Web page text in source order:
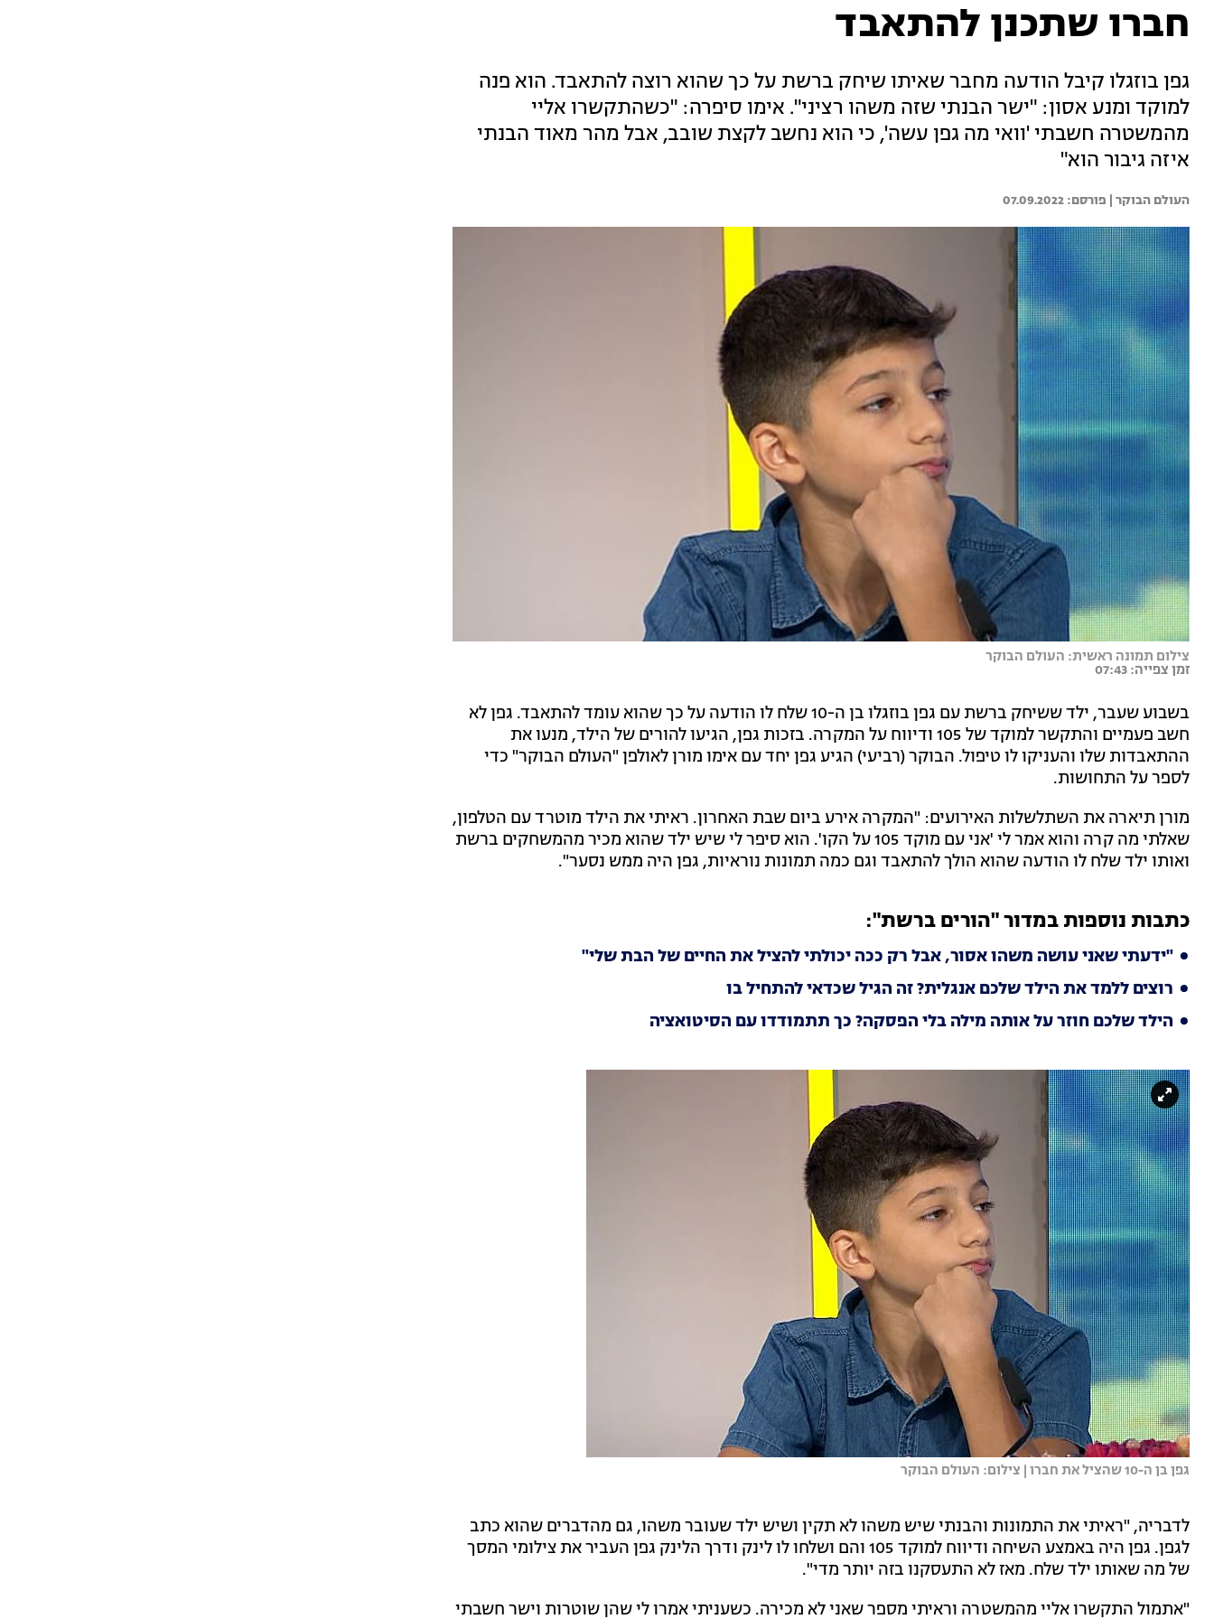
חברו שתכנן להתאבד
גפן בוזגלו קיבל הודעה מחבר שאיתו שיחק ברשת על כך שהוא רוצה להתאבד. הוא פנה
למוקד ומנע אסון: "ישר הבנתי שזה משהו רציני". אימו סיפרה: "כשהתקשרו אליי
מהמשטרה חשבתי 'וואי מה גפן עשה', כי הוא נחשב לקצת שובב, אבל מהר מאוד הבנתי
איזה גיבור הוא"
העולם הבוקר | 07.09.2022
צילום תמונה ראשית: העולם הבוקר
זמן צפייה: 07:43
בשבוע שעבר, ילד ששיחק ברשת עם גפן בוזגלו בן ה-10 שלח לו הודעה על כך שהוא עומד להתאבד. גפן לא
חשב פעמיים והתקשר למוקד של 105 ודיווח על המקרה. בזכות גפן, הגיעו להורים של הילד, מנעו את
ההתאבדות שלו והעניקו לו טיפול. הבוקר (רביעי) הגיע גפן יחד עם אימו מורן לאולפן "העולם הבוקר" כדי
לספר על התחושות.
מורן תיארה את השתלשלות האירועים: "המקרה אירע ביום שבת האחרון. ראיתי את הילד מוטרד עם הטלפון,
שאלתי מה קרה והוא אמר לי 'אני עם מוקד 105 על הקו'. הוא סיפר לי שיש ילד שהוא מכיר מהמשחקים ברשת
ואותו ילד שלח לו הודעה שהוא הולך להתאבד וגם כמה תמונות נוראיות, גפן היה ממש נסער".
כתבות נוספות במדור "הורים ברשת":
"ידעתי שאני עושה משהו אסור, אבל רק ככה יכולתי להציל את החיים של הבת שלי"
רוצים ללמד את הילד שלכם אנגלית? זה הגיל שכדאי להתחיל בו
הילד שלכם חוזר על אותה מילה בלי הפסקה? כך תתמודדו עם הסיטואציה
גפן בן ה-10 שהציל את חברו | צילום: העולם הבוקר
לדבריה, "ראיתי את התמונות והבנתי שיש משהו לא תקין ושיש ילד שעובר משהו, גם מהדברים שהוא כתב
לגפן. גפן היה באמצע השיחה ודיווח למוקד 105 והם ושלחו לו לינק ודרך הלינק גפן העביר את צילומי המסך
של מה שאותו ילד שלח. מאז לא התעסקנו בזה יותר מדי".
"אתמול התקשרו אליי מהמשטרה וראיתי מספר שאני לא מכירה. כשעניתי אמרו לי שהן שוטרות וישר חשבתי